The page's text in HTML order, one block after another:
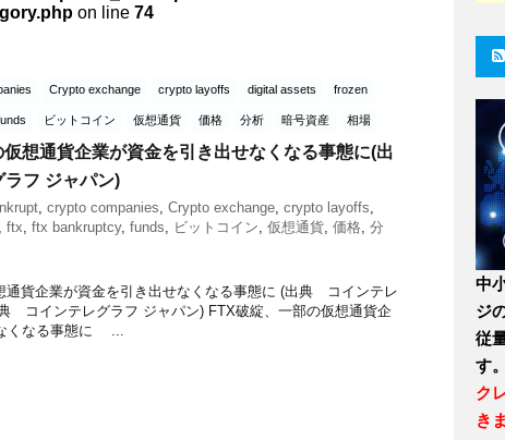
on line 74
Crypto exchange crypto layoffs digital assets frozen
ビットコイン 仮想通貨 価格 分析 暗号資産 相場
想通貨企業が資金を引き出せなくなる事態に(出
フ ジャパン)
, crypto companies, Crypto exchange, crypto layoffs,
, ftx, ftx bankruptcy, funds, ビットコイン, 仮想通貨, 価格, 分
通貨企業が資金を引き出せなくなる事態に (出典 コインテレ
コインテレグラフ ジャパン) FTX破綻、一部の仮想通貨企
くなる事態に ...
中
ジ
従
す。
ク
き